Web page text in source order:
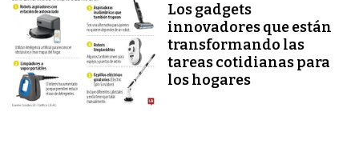
Los gadgets
innovadores que están
transformando las
tareas cotidianas para
los hogares